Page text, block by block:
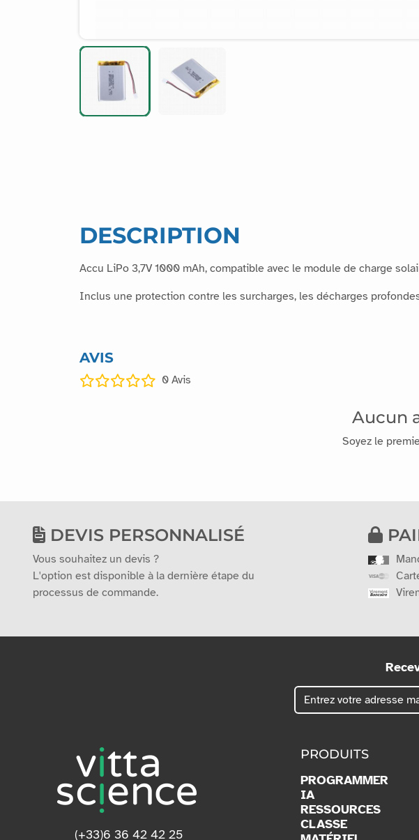
DESCRIPTION
Accu LiPo 3,7V 1000 mAh, compatible avec le module de charge
Inclus une protection contre les surcharges, les décharges
AVIS
0 Avis
Aucun
Soyez le
DEVIS PERSONNALISÉ
Vous souhaitez un devis ?
L'option est disponible à la dernière étape du
processus de commande.
(+33)6 36 42 42 25
PRODUITS
PROGRAMMER
IA
RESSOURCES
CLASSE